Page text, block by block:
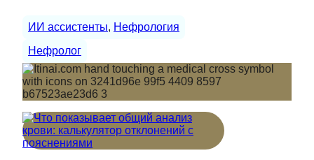
ИИ ассистенты, Нефрология
Нефролог